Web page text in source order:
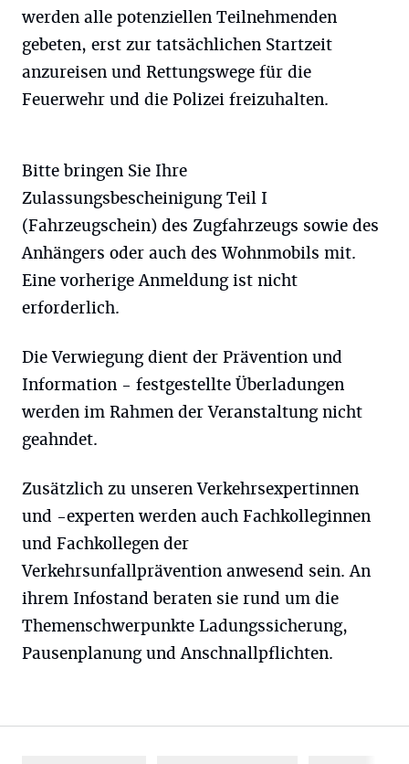
werden alle potenziellen Teilnehmenden
gebeten, erst zur tatsächlichen Startzeit
anzureisen und Rettungswege für die
Feuerwehr und die Polizei freizuhalten.
Bitte bringen Sie Ihre
Zulassungsbescheinigung Teil I
(Fahrzeugschein) des Zugfahrzeugs sowie des
Anhängers oder auch des Wohnmobils mit.
Eine vorherige Anmeldung ist nicht
erforderlich.
Die Verwiegung dient der Prävention und
Information - festgestellte Überladungen
werden im Rahmen der Veranstaltung nicht
geahndet.
Zusätzlich zu unseren Verkehrsexpertinnen
und -experten werden auch Fachkolleginnen
und Fachkollegen der
Verkehrsunfallprävention anwesend sein. An
ihrem Infostand beraten sie rund um die
Themenschwerpunkte Ladungssicherung,
Pausenplanung und Anschnallpflichten.